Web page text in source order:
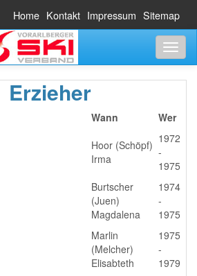
Home Kontakt Impressum Sitemap
Erzieher
Wann
Wer
Hoor (Schöpf)
Irma
1972
-
1975
Burtscher
(Juen)
Magdalena
1974
-
1975
Marlin
(Melcher)
Elisabteth
1975
-
1979